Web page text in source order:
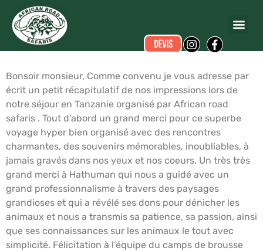
Thierry DUBUS
Dates du voyage : du 12/02/2016 au 22/02/2016
Bonsoir monsieur, Comme convenu je vous adresse par
écrit un petit récapitulatif de nos impressions lors de
notre séjour en Tanzanie organisé par African road
safaris . Tout d’abord un grand merci pour ce superbe
voyage hyper bien organisé avec des rencontres
charmantes, des souvenirs mémorables, inoubliables, à
jamais gravés dans nos yeux et nos coeurs. Un très très
grand merci à Hathuman qui nous a guidé avec un
grand professionnalisme à travers des paysages
grandioses et qui a révélé ses dons pour dénicher les
animaux et nous a transmis sa patience, sa passion, ainsi
que ses connaissances sur les animaux le tout avec
simplicité. Félicitation à l’équipe du camps de brousse